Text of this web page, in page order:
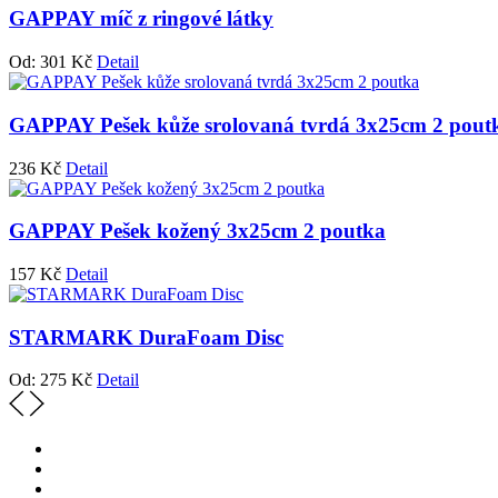
GAPPAY míč z ringové látky
Od: 301 Kč Detail
GAPPAY Pešek kůže srolovaná tvrdá 3x25cm 2
236 Kč Detail
GAPPAY Pešek kožený 3x25cm 2 poutka
157 Kč Detail
STARMARK DuraFoam Disc
Od: 275 Kč Detail